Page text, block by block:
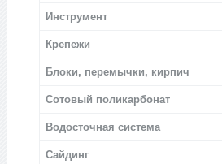
Инструмент
Крепежи
Блоки, перемычки, кирпич
Сотовый поликарбонат
Водосточная система
Сайдинг